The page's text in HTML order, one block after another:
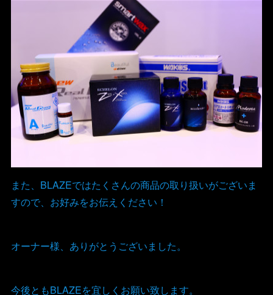
また、BLAZEではたくさんの商品の取り扱いがございま
すので、お好みをお伝えください！
オーナー様、ありがとうございました。
今後ともBLAZEを宜しくお願い致します。